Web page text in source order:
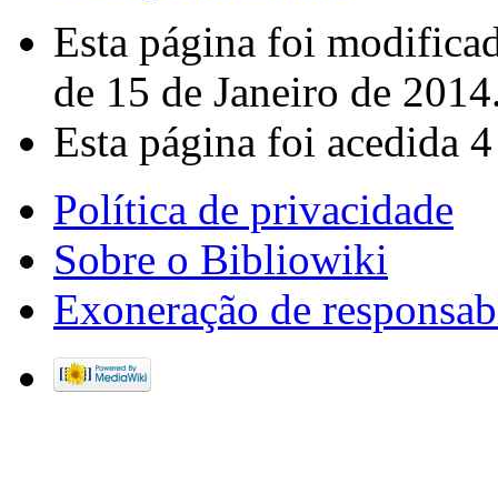
Esta página foi
de 15 de Janeiro de
Esta página foi acedida
Política de privacidade
Sobre o Bibliowiki
Exoneração de